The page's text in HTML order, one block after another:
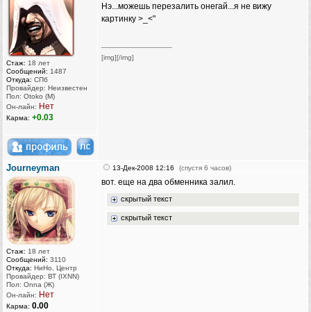
Стаж: 18 лет
Сообщений: 1487
Откуда: СПб
Провайдер: Неизвестен
Пол: Otoko (M)
Он-лайн: Нет
Карма: +0.03
Нэ...можешь перезалить онегай...я не вижу
картинку >_<"
[img][/img]
Journeyman
Стаж: 18 лет
Сообщений: 3110
Откуда: НиНо, Центр
Провайдер: ВТ (IXNN)
Пол: Onna (Ж)
Он-лайн: Нет
Карма: 0.00
13-Дек-2008 12:16 (спустя 6 часов)
вот. еще на два обменника залил.
скрытый текст
скрытый текст